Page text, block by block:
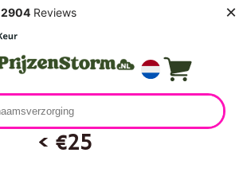
2904 Reviews ×
< €25